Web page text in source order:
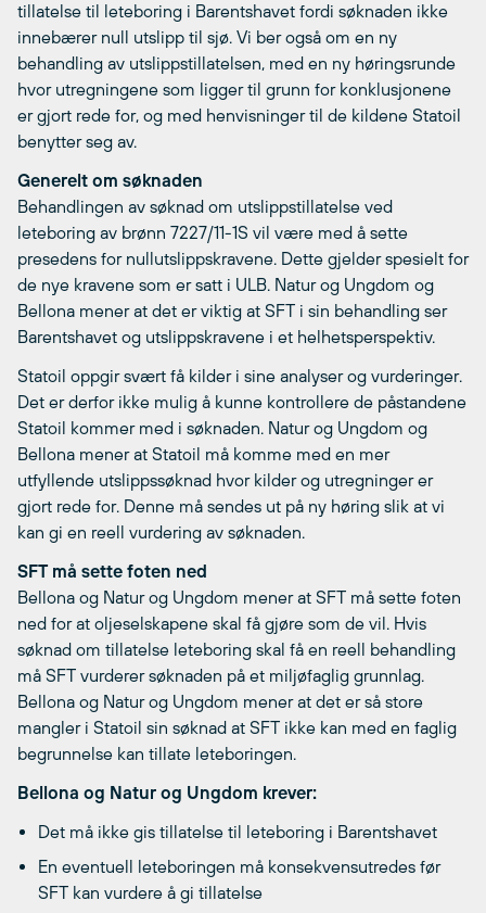
tillatelse til leteboring i Barentshavet fordi søknaden ikke
innebærer null utslipp til sjø. Vi ber også om en ny
behandling av utslippstillatelsen, med en ny høringsrunde
hvor utregningene som ligger til grunn for konklusjonene
er gjort rede for, og med henvisninger til de kildene Statoil
benytter seg av.
Generelt om søknaden
Behandlingen av søknad om utslippstillatelse ved
leteboring av brønn 7227/11-1S vil være med å sette
presedens for nullutslippskravene. Dette gjelder spesielt for
de nye kravene som er satt i ULB. Natur og Ungdom og
Bellona mener at det er viktig at SFT i sin behandling ser
Barentshavet og utslippskravene i et helhetsperspektiv.
Statoil oppgir svært få kilder i sine analyser og vurderinger.
Det er derfor ikke mulig å kunne kontrollere de påstandene
Statoil kommer med i søknaden. Natur og Ungdom og
Bellona mener at Statoil må komme med en mer
utfyllende utslippssøknad hvor kilder og utregninger er
gjort rede for. Denne må sendes ut på ny høring slik at vi
kan gi en reell vurdering av søknaden.
SFT må sette foten ned
Bellona og Natur og Ungdom mener at SFT må sette foten
ned for at oljeselskapene skal få gjøre som de vil. Hvis
søknad om tillatelse leteboring skal få en reell behandling
må SFT vurderer søknaden på et miljøfaglig grunnlag.
Bellona og Natur og Ungdom mener at det er så store
mangler i Statoil sin søknad at SFT ikke kan med en faglig
begrunnelse kan tillate leteboringen.
Bellona og Natur og Ungdom krever:
Det må ikke gis tillatelse til leteboring i Barentshavet
En eventuell leteboringen må konsekvensutredes før
SFT kan vurdere å gi tillatelse